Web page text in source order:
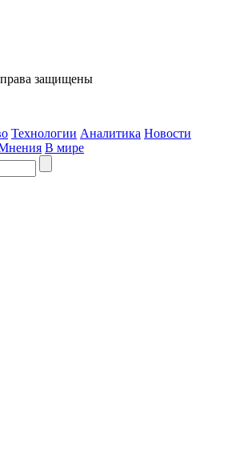
защищены
Технологии Аналитика Новости
В мире